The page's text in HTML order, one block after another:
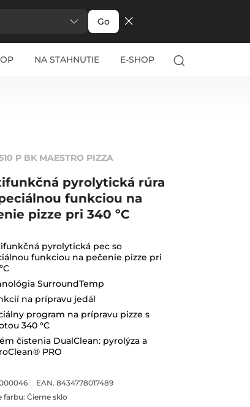
Go
NA STAHNUTIE E-SHOP
P BK MAESTRO PIZZA
pyrolytická rúra
funkciou na
pizze pri 340 ºC
pyrolytická pec so
funkciou na pečenie pizze pri
SurroundTemp
na prípravu jedál
program na prípravu pizze s
340 °C
čistenia DualClean: pyrolýza a
PRO
EAN. 8434778017489
farbu: Čierne sklo